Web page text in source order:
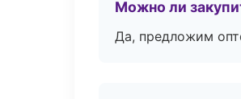
Можно ли
Да, предложим